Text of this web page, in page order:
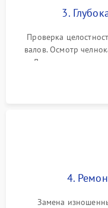
3.
Проверка
валов. Осмотр
Диагностика
компьютерных
4.
Замена